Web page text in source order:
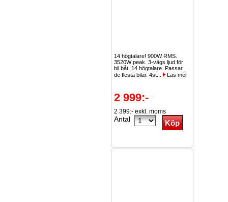
14 högtalare! 900W RMS.
3520W peak. 3-vägs ljud för
bil båt. 14 högtalare. Passar
de flesta bilar. 4st...
Läs mer
2 999:-
2 399:- exkl. moms
Antal